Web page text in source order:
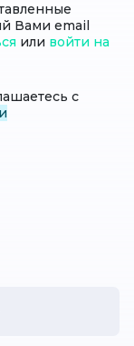
Вами email
или войти на
с